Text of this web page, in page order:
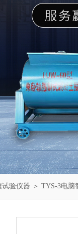
试验仪器 ＞ TYS-3电